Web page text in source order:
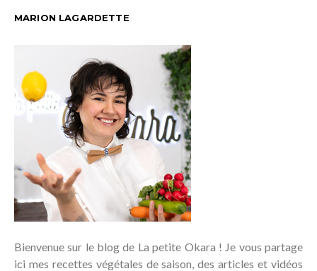
MARION LAGARDETTE
Bienvenue sur le blog de La petite Okara ! Je vous partage
ici mes recettes végétales de saison, des articles et vidéos